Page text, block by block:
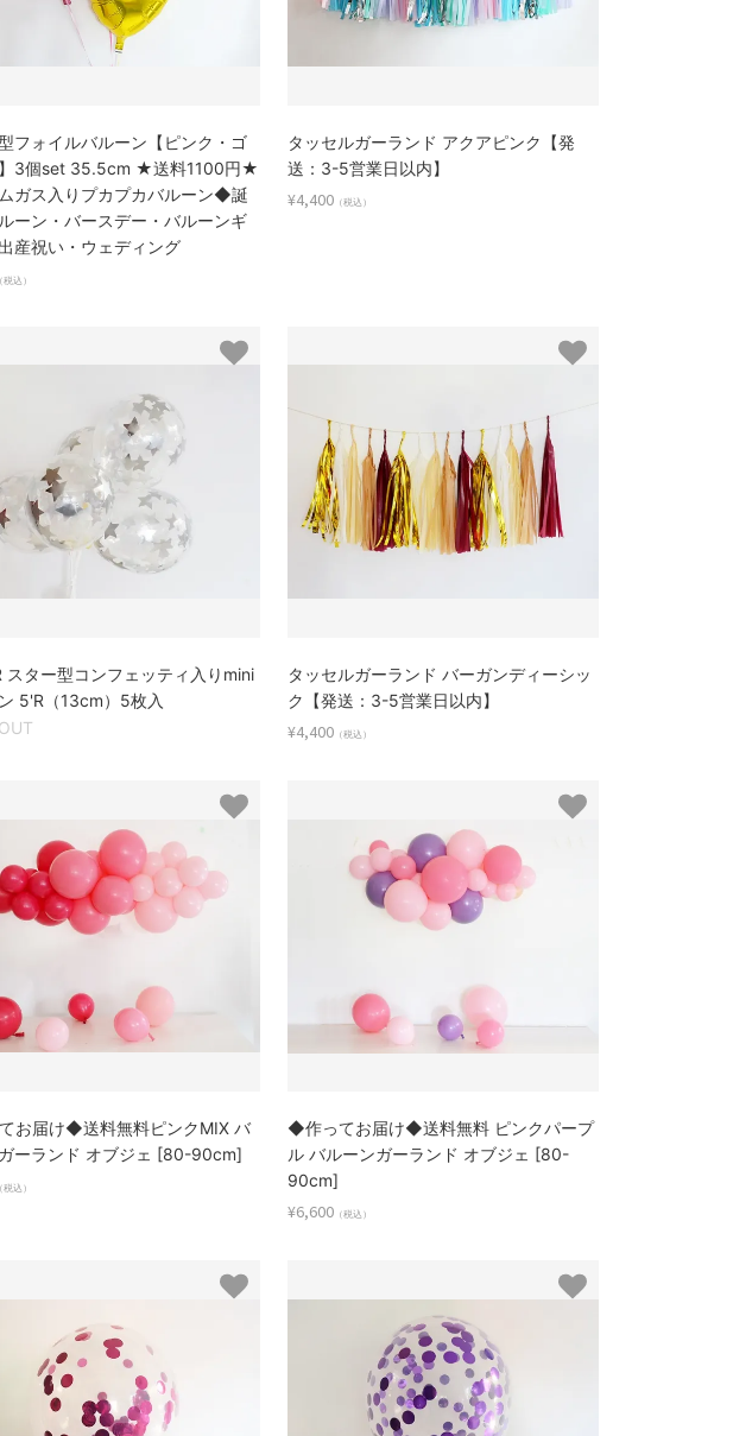
フォイルバルーン【ピンク・ゴ
3個set 35.5cm ★送料1100円★
ガス入りプカプカバルーン◆誕
ーン・バースデー・バルーンギ
産祝い・ウェディング
（税込）
タッセルガーランド アクアピンク【発
送：3-5営業日以内】
¥4,400（税込）
スター型コンフェッティ入りmini
5'R（13cm）5枚入
タッセルガーランド バーガンディーシッ
ク【発送：3-5営業日以内】
¥4,400（税込）
お届け◆送料無料ピンクMIX バ
ーランド オブジェ [80-90cm]
（税込）
◆作ってお届け◆送料無料 ピンクパープ
ル バルーンガーランド オブジェ [80-
90cm]
¥6,600（税込）